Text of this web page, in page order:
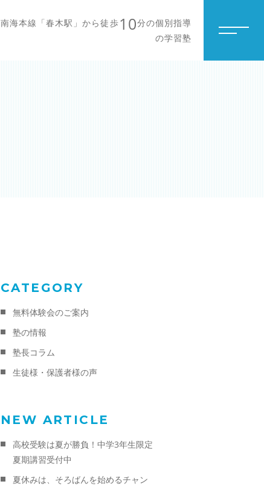
南海本線「春木駅」から徒歩10分の個別指導
の学習塾
CATEGORY
無料体験会のご案内
塾の情報
塾長コラム
生徒様・保護者様の声
NEW ARTICLE
高校受験は夏が勝負！中学3年生限定
夏期講習受付中
夏休みは、そろばんを始めるチャン